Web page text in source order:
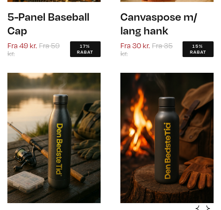
5-Panel Baseball
Cap
Fra 49 kr. Fra59
kr.
17%
RABAT
Canvaspose m/
lang hank
Fra 30 kr. Fra35
kr.
15%
RABAT